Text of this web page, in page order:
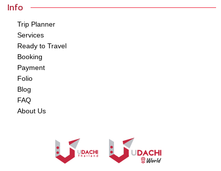
Info
Trip Planner
Services
Ready to Travel
Booking
Payment
Folio
Blog
FAQ
About Us